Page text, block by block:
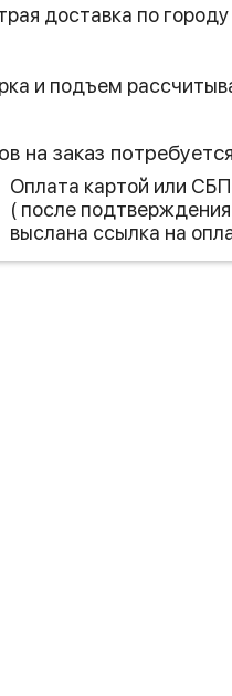
доставка по городу
и подъем
на заказ
Оплата картой или СБП
( после
выслана ссылка на